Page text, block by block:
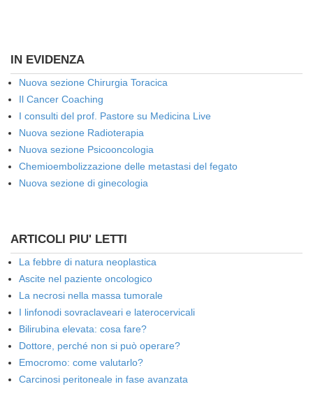
IN EVIDENZA
Nuova sezione Chirurgia Toracica
Il Cancer Coaching
I consulti del prof. Pastore su Medicina Live
Nuova sezione Radioterapia
Nuova sezione Psicooncologia
Chemioembolizzazione delle metastasi del fegato
Nuova sezione di ginecologia
ARTICOLI PIU' LETTI
La febbre di natura neoplastica
Ascite nel paziente oncologico
La necrosi nella massa tumorale
I linfonodi sovraclaveari e laterocervicali
Bilirubina elevata: cosa fare?
Dottore, perché non si può operare?
Emocromo: come valutarlo?
Carcinosi peritoneale in fase avanzata